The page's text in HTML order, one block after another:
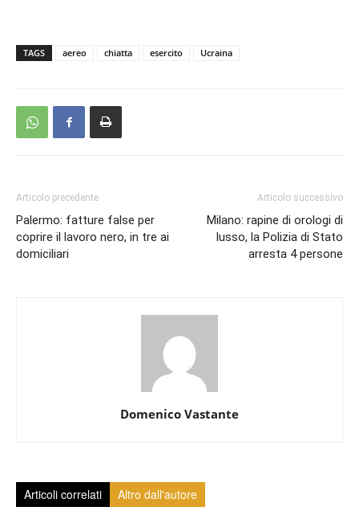
TAGS aereo chiatta esercito Ucraina
Articolo precedente
Palermo: fatture false per
coprire il lavoro nero, in tre ai
domiciliari
Articolo successivo
Milano: rapine di orologi di
lusso, la Polizia di Stato
arresta 4 persone
Domenico Vastante
Articoli correlati Altro dall'autore